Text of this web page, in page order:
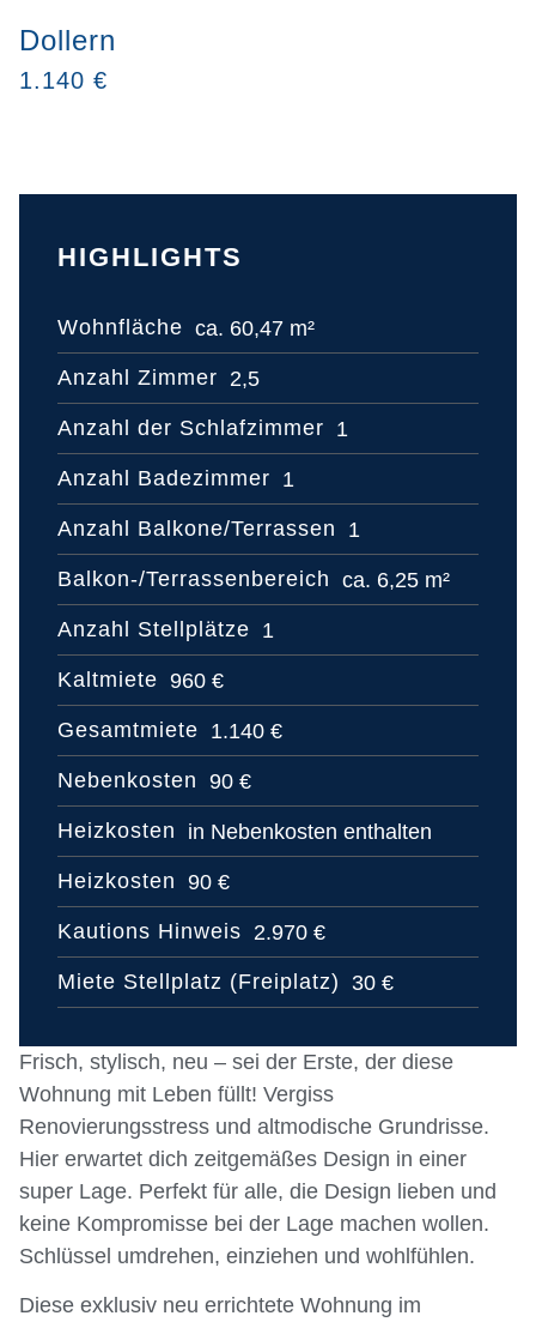
Dollern
1.140 €
HIGHLIGHTS
Wohnfläche ca. 60,47 m²
Anzahl Zimmer 2,5
Anzahl der Schlafzimmer 1
Anzahl Badezimmer 1
Anzahl Balkone/Terrassen 1
Balkon-/Terrassenbereich ca. 6,25 m²
Anzahl Stellplätze 1
Kaltmiete 960 €
Gesamtmiete 1.140 €
Nebenkosten 90 €
Heizkosten in Nebenkosten enthalten
Heizkosten 90 €
Kautions Hinweis 2.970 €
Miete Stellplatz (Freiplatz) 30 €
Frisch, stylisch, neu – sei der Erste, der diese
Wohnung mit Leben füllt! Vergiss
Renovierungsstress und altmodische Grundrisse.
Hier erwartet dich zeitgemäßes Design in einer
super Lage. Perfekt für alle, die Design lieben und
keine Kompromisse bei der Lage machen wollen.
Schlüssel umdrehen, einziehen und wohlfühlen.
Diese exklusiv neu errichtete Wohnung im